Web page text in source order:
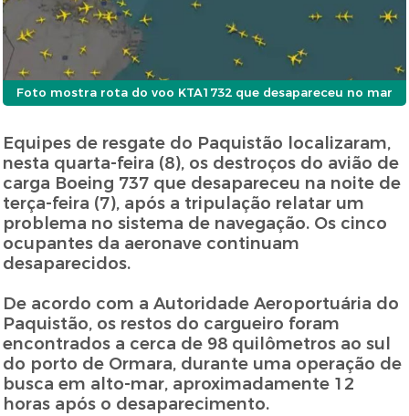
Foto mostra rota do voo KTA1732 que desapareceu no mar
Equipes de resgate do Paquistão localizaram,
nesta quarta-feira (8), os destroços do avião de
carga Boeing 737 que desapareceu na noite de
terça-feira (7), após a tripulação relatar um
problema no sistema de navegação. Os cinco
ocupantes da aeronave continuam
desaparecidos.
De acordo com a Autoridade Aeroportuária do
Paquistão, os restos do cargueiro foram
encontrados a cerca de 98 quilômetros ao sul
do porto de Ormara, durante uma operação de
busca em alto-mar, aproximadamente 12
horas após o desaparecimento.